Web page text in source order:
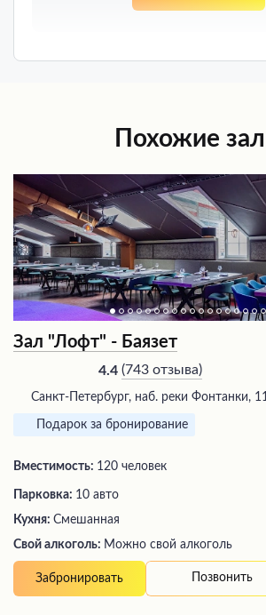
Похожие
Зал "Лофт" - Баязет
4.4 (743 отзыва)
Санкт-Петербург, наб. реки Фонтанки,
Подарок за бронирование
Вместимость: 120 человек
Парковка: 10 авто
Кухня: Смешанная
Свой алкоголь: Можно свой алкоголь
Забронировать Позвонить